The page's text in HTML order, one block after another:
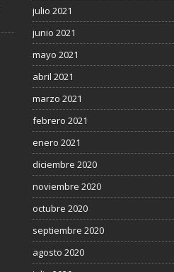
julio 2021
junio 2021
mayo 2021
abril 2021
marzo 2021
febrero 2021
enero 2021
diciembre 2020
noviembre 2020
octubre 2020
septiembre 2020
agosto 2020